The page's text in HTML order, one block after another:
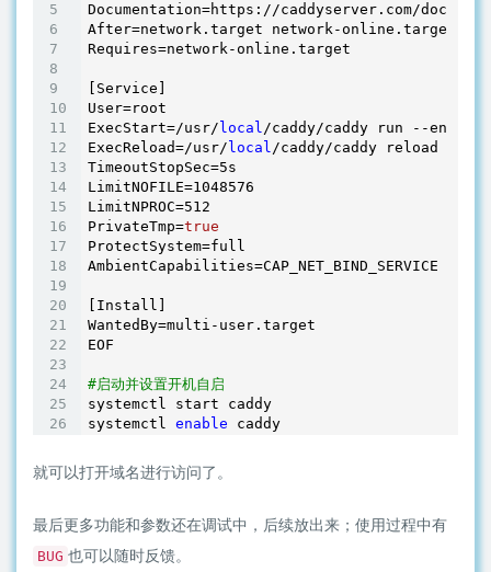
Documentation=https://caddyserver.com/docs/
After=network.target network-online.target
Requires=network-online.target
[Service]
User=root
ExecStart=/usr/ local/caddy/caddy run --
ExecReload=/usr/ local/caddy/caddy reload --
TimeoutStopSec=5s
LimitNOFILE=1048576
LimitNPROC=512
PrivateTmp=true
ProtectSystem=full
AmbientCapabilities=CAP_NET_BIND_SERVICE
[Install]
WantedBy=multi-user.target
EOF
#启动并设置开机自启
systemctl start caddy
systemctl enable
就可以打开域名进行访问了。
最后更多功能和参数还在调试中，后续放出来；使用过程中有
BUG 也可以随时反馈。